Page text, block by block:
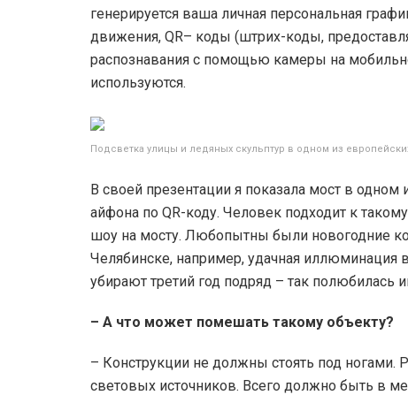
генерируется ваша личная персональная
движения, QR– коды (штрих-коды,
распознавания с помощью камеры на
используются.
Подсветка улицы и ледяных скульптур в одном из
В своей презентации я показала мост в
айфона по QR-коду. Человек подходит к
шоу на мосту. Любопытны были новогодние
Челябинске, например, удачная иллюминация
убирают третий год подряд – так полюбилась
– А что может помешать такому объекту?
– Конструкции не должны стоять под ногами.
световых источников. Всего должно быть в